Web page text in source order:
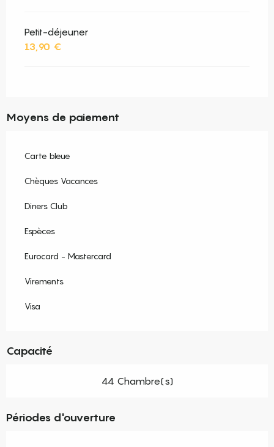
Petit-déjeuner
13,90 €
Moyens de paiement
Carte bleue
Chèques Vacances
Diners Club
Espèces
Eurocard - Mastercard
Virements
Visa
Capacité
44 Chambre(s)
Périodes d'ouverture